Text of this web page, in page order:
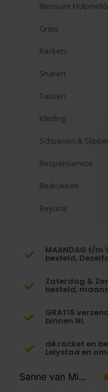
Blessure
Grips
Rackets
Snaren
Tassen
Kleding
Schoenen &
Bespanservice
Bedrukken
Beyuna
MAANDAG t/m
besteld,
Zaterdag &
besteld,
GRATIS
binnen NL
dé racket en
Lelystad en